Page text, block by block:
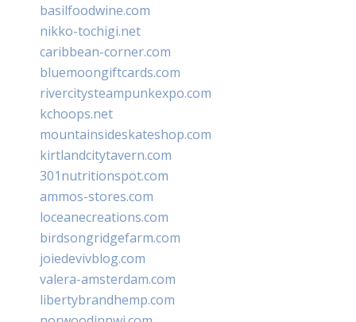
basilfoodwine.com
nikko-tochigi.net
caribbean-corner.com
bluemoongiftcards.com
rivercitysteampunkexpo.com
kchoops.net
mountainsideskateshop.com
kirtlandcitytavern.com
301nutritionspot.com
ammos-stores.com
loceanecreations.com
birdsongridgefarm.com
joiedevivblog.com
valera-amsterdam.com
libertybrandhemp.com